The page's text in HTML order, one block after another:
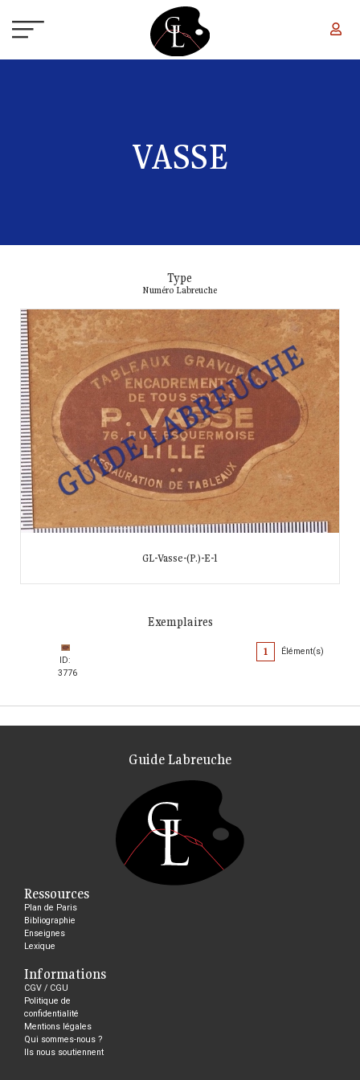
VASSE
Type
Numéro Labreuche
GL-Vasse-(P.)-E-1
Exemplaires
ID:
3776
1 Élément(s)
Guide Labreuche
Ressources
Plan de Paris
Bibliographie
Enseignes
Lexique
Informations
CGV / CGU
Politique de
confidentialité
Mentions légales
Qui sommes-nous ?
Ils nous soutiennent